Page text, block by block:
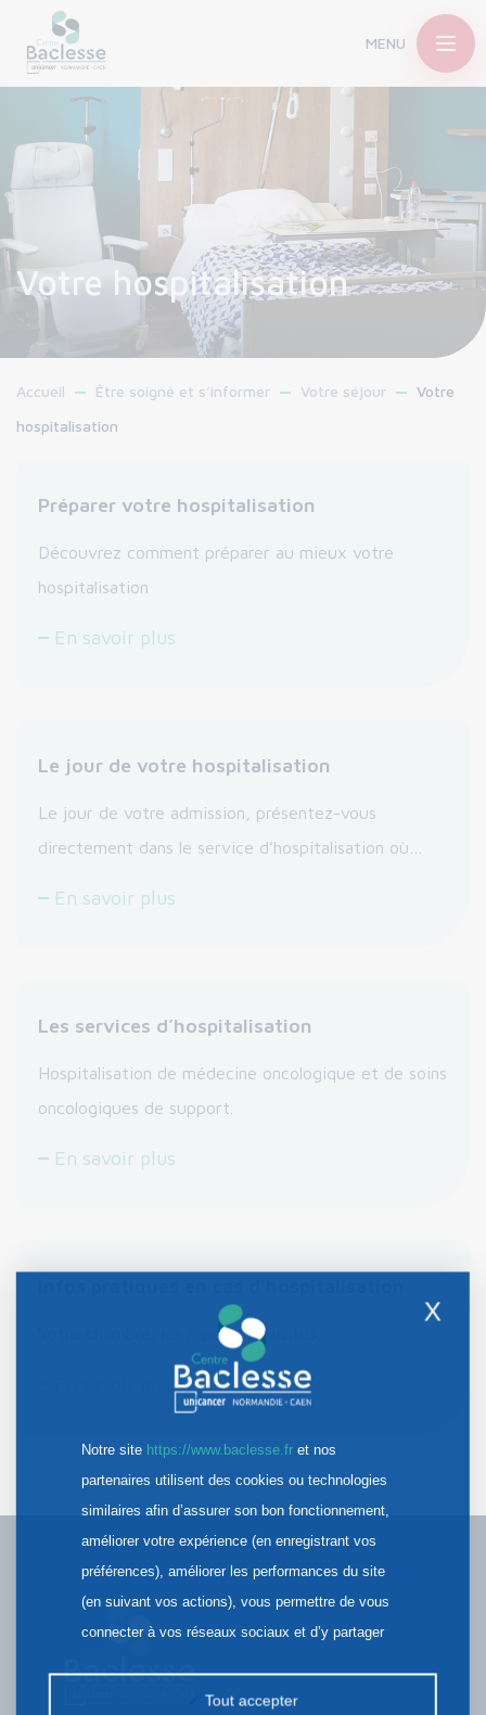
MENU
Votre hospitalisation
Accueil Être soigné et s’informer Votre séjour
Votre
hospitalisation
Préparer votre hospitalisation
Découvrez comment préparer au mieux votre
hospitalisation
En savoir plus
Le jour de votre hospitalisation
Le jour de votre admission, présentez-vous
directement dans le service d’hospitalisation où…
En savoir plus
Les services d’hospitalisation
Hospitalisation de médecine oncologique et de soins
oncologiques de support.
En savoir plus
Votre chambre, les repas, les visites, …
En savoir plus
X
Notre site https://www.baclesse.fret nos
partenaires utilisent des cookies ou technologies
similaires afin d’assurer son bon fonctionnement,
améliorer votre expérience (en enregistrant vos
préférences), améliorer les performances du site
(en suivant vos actions), vous permettre de vous
connecter à vos réseaux sociaux et d’y partager
la publicité personnalisée sur notre site ou ceux de
Tout accepter